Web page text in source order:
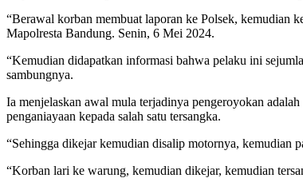
“Berawal korban membuat laporan ke Polsek, kemudian
Mapolresta Bandung. Senin, 6 Mei 2024.
“Kemudian didapatkan informasi bahwa pelaku ini
sambungnya.
Ia menjelaskan awal mula terjadinya pengeroyokan
penganiayaan kepada salah satu tersangka.
“Sehingga dikejar kemudian disalip motornya, kemudian
“Korban lari ke warung, kemudian dikejar, kemudian